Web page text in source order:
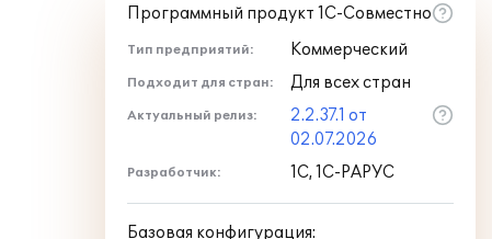
Программный продукт 1С-Совместно
Тип предприятий: Коммерческий
Подходит для стран: Для всех стран
Актуальный релиз:
2.2.37.1 от
02.07.2026
Разработчик: 1С, 1С-РАРУС
Базовая конфигурация: